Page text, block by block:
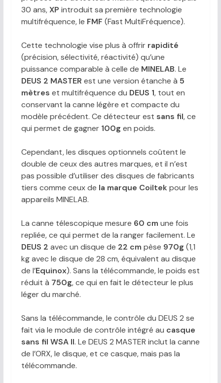
30 ans,XP introduit sa première technologie
multifréquence, le FMF (Fast MultiFréquence).
Cette technologie vise plus à offrir rapidité
(précision, sélectivité, réactivité) qu’une
puissance comparable à celle de MINELAB. Le
DEUS 2 MASTER est une version étanche à 5
mètres et multifréquence du DEUS 1, tout en
conservant la canne légère et compacte du
modèle précédent. Ce détecteur est sans fil, ce
qui permet de gagner 100g en poids.
Cependant, les disques optionnels coûtent le
double de ceux des autres marques, et il n’est
pas possible d’utiliser des disques de fabricants
tiers comme ceux de la marque Coiltekpour les
appareils MINELAB.
La canne télescopique mesure 60 cm une fois
repliée, ce qui permet de la ranger facilement. Le
DEUS 2 avec un disque de 22 cm pèse 970g (1,1
kg avec le disque de 28 cm, équivalent au disque
de l’Equinox). Sans la télécommande, le poids est
réduit à 750g, ce qui en fait le détecteur le plus
léger du marché.
Sans la télécommande, le contrôle du DEUS 2 se
fait via le module de contrôle intégré au casque
sans fil WSA II. Le DEUS 2 MASTER inclut la canne
de l’ORX, le disque, et ce casque, mais pas la
télécommande.